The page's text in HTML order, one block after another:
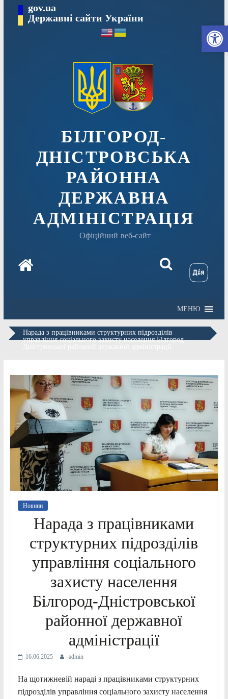
вмісту
gov.ua
Державні сайти України
БІЛГОРОД-
ДНІСТРОВСЬКА
РАЙОННА
ДЕРЖАВНА
АДМІНІСТРАЦІЯ
Офіційний веб-сайт
МЕНЮ
Нарада з працівниками структурних підрозділів
управління соціального захисту населення Білгород-
Новини
Нарада з працівниками
структурних підрозділів
управління соціального
захисту населення
Білгород-Дністровської
районної державної
адміністрації
16.06.2025 admin
На щотижневій нараді з працівниками структурних
підрозділів управління соціального захисту населення